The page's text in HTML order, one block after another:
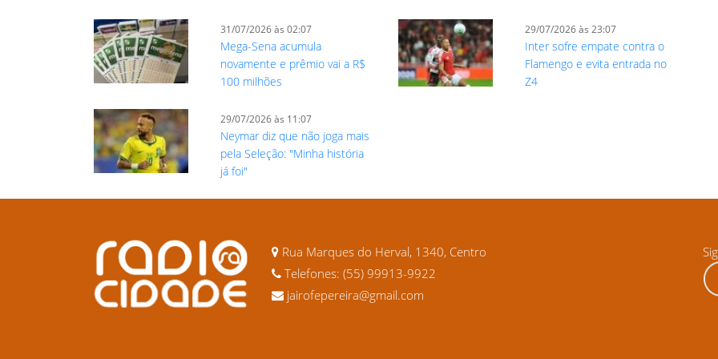
31/07/2026 às 02:07
Mega-Sena acumula
novamente e prêmio vai a R$
100 milhões
29/07/2026 às 23:07
Inter sofre empate contra o
Flamengo e evita entrada no
Z4
29/07/2026 às 11:07
Neymar diz que não joga mais
pela Seleção: "Minha história
já foi"
Rua Marques do Herval, 1340, Centro
Telefones: (55) 99913-9922
jairofepereira@gmail.com